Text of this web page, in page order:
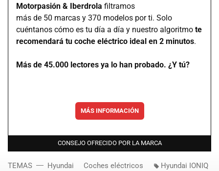
Motorpasión & Iberdrola filtramos
más de 50 marcas y 370 modelos por ti. Solo
cuéntanos cómo es tu día a día y nuestro algoritmo te
recomendará tu coche eléctrico ideal en 2 minutos.
Más de 45.000 lectores ya lo han probado. ¿Y tú?
MÁS INFORMACIÓN
CONSEJO OFRECIDO POR LA MARCA
TEMAS Hyundai Coches eléctricos Hyundai IONIQ